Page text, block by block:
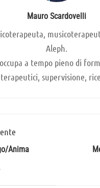
Mauro Scardovelli
Aleph.
a tempo pieno di
terapeutici, supervisione,
Anima